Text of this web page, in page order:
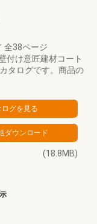
全38ページ
付け意匠建材コート
タログです。商品の
(18.8MB)